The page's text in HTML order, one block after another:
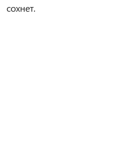
сохнет.